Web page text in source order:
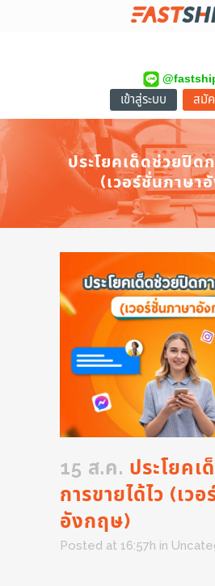
เข้าสู่ระบบ สมัค
ประโยคเด็ดช่วยปิดก
(เวอร์ชั่นภาษา
15 ส.ค. ประโยค
การขายได้ไว (เว
อังกฤษ)
Posted at 16:57h in